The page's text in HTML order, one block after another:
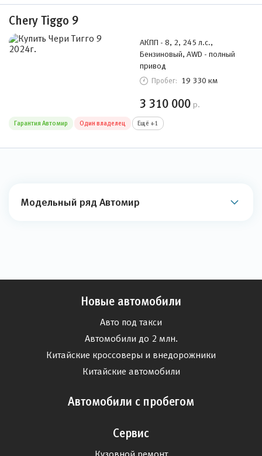
Chery Tiggo 9
АКПП - 8, 2, 245 л.с.,
Бензиновый, AWD - полный
привод
Пробег: 19 330 км
3 310 000 р.
Гарантия Автомир Один владелец Ещё +1
Модельный ряд Автомир
Новые автомобили
Авто под такси
Автомобили до 2 млн.
Китайские кроссоверы и внедорожники
Китайские автомобили
Автомобили с пробегом
Сервис
Кузовной ремонт